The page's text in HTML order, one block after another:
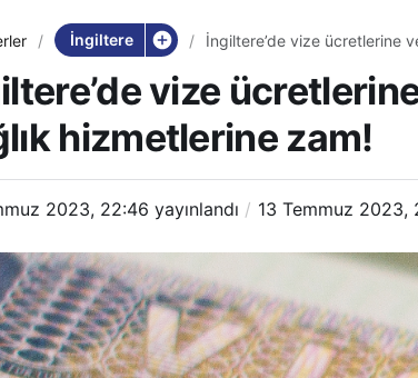
İngiltere İngiltere’de vize ücretlerine
vize
hizmetlerine zam!
2023, 22:46 yayınlandı 13 Temmuz 2023,